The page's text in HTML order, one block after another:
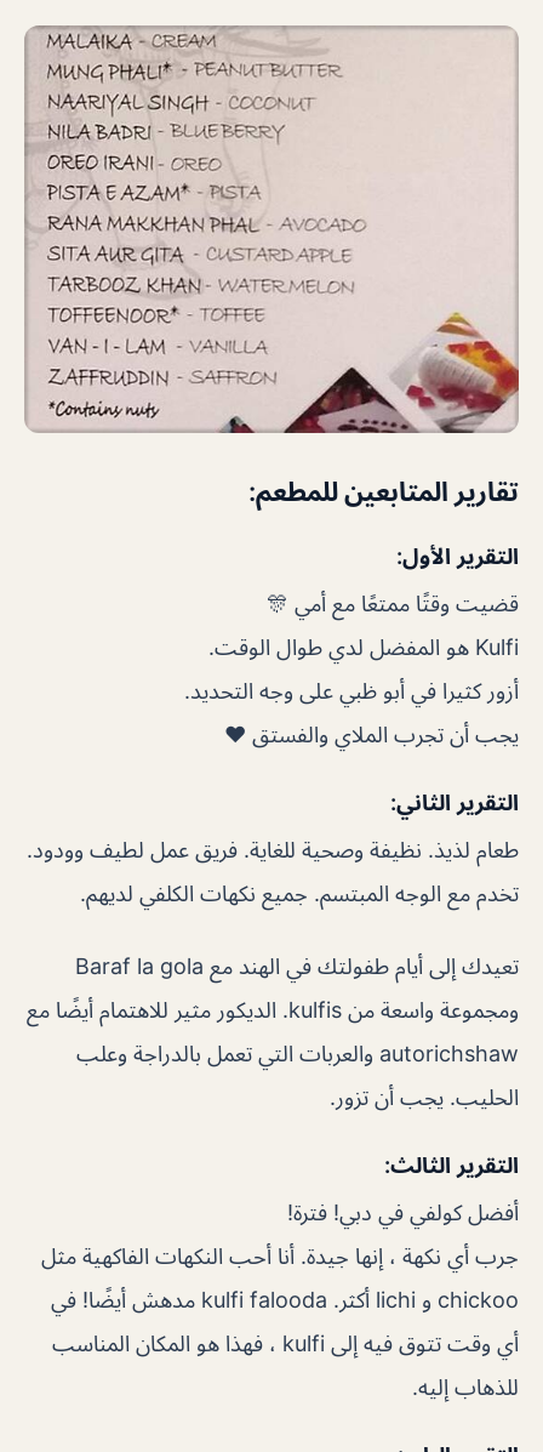
تقارير المتابعين للمطعم:
التقرير الأول:
قضيت وقتًا ممتعًا مع أمي 🎊
Kulfi هو المفضل لدي طوال الوقت.
أزور كثيرا في أبو ظبي على وجه التحديد.
يجب أن تجرب الملاي والفستق ❤
التقرير الثاني:
طعام لذيذ. نظيفة وصحية للغاية. فريق عمل لطيف وودود.
تخدم مع الوجه المبتسم. جميع نكهات الكلفي لديهم.
تعيدك إلى أيام طفولتك في الهند مع Baraf la gola
ومجموعة واسعة من kulfis. الديكور مثير للاهتمام أيضًا مع
autorichshaw والعربات التي تعمل بالدراجة وعلب
الحليب. يجب أن تزور.
التقرير الثالث:
أفضل كولفي في دبي! فترة!
جرب أي نكهة ، إنها جيدة. أنا أحب النكهات الفاكهية مثل
chickoo و lichi أكثر. kulfi falooda مدهش أيضًا! في
أي وقت تتوق فيه إلى kulfi ، فهذا هو المكان المناسب
للذهاب إليه.